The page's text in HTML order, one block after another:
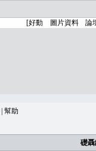
幫助
礎